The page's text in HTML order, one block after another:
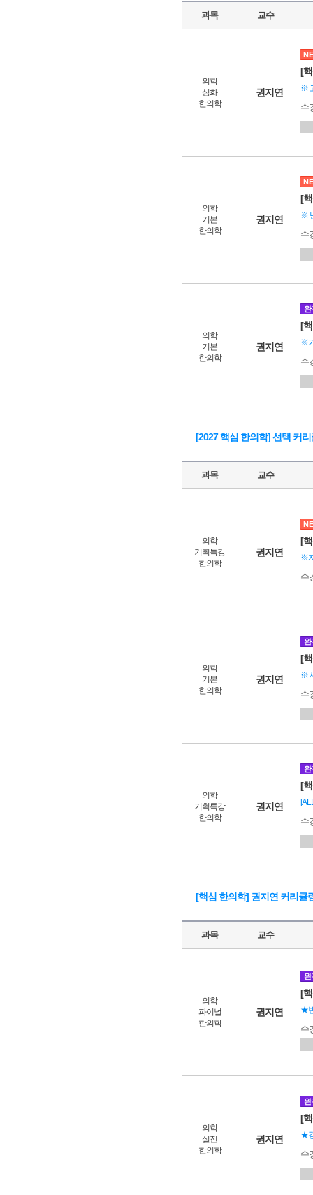
과목 교수
의학
심화
한의학
권지연
[
※
수
의학
기본
한의학
권지연
[
※
수
의학
기본
한의학
권지연
완
[
※
수
[2027 핵심 한의학] 선택 커
과목 교수
의학
기획특강
한의학
권지연
[
※
수
의학
기본
한의학
권지연
완
[
※
수
의학
기획특강
한의학
권지연
완
[
수
[핵심 한의학] 권지연 커리큘
과목 교수
의학
파이널
한의학
권지연
완
[
★
수
의학
실전
한의학
권지연
완
[
★
수